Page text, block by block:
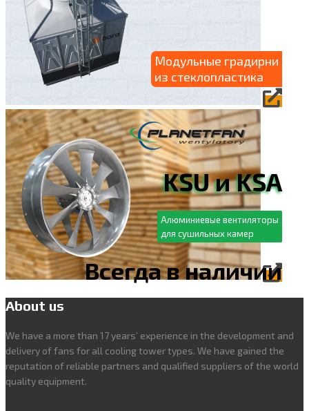
Модульные градирни
из стеклопластика
KSU и KSA
Алюминиевые вентиляторы
для сушильных камер
Всегда в наличии
About us
We have a more than 17 years’ experience in the development and
delivery of fans for all cooling tower types. We have gained the
reputation of reliable partners and qualified suppliers of the world
quality equipment.